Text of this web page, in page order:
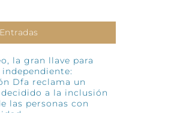
la gran llave para
independiente:
Dfa reclama un
a la inclusión
las personas con